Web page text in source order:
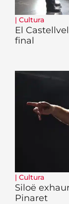
| Cultura
El
final
| Cultura
Siloë
Pinaret